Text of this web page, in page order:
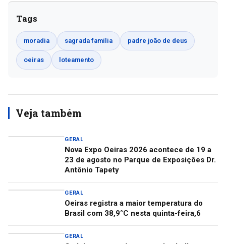
Tags
moradia sagrada família padre joão de deus
oeiras loteamento
Veja também
GERAL
Nova Expo Oeiras 2026 acontece de 19 a
23 de agosto no Parque de Exposições Dr.
Antônio Tapety
GERAL
Oeiras registra a maior temperatura do
Brasil com 38,9°C nesta quinta-feira,6
GERAL